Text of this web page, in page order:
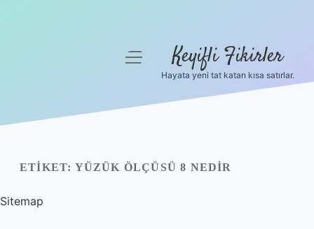
Yasal Uyarı
Hakkımızda
menüyü
Keyifli Fikirler
Hayata yeni tat katan kısa satırlar.
ETIKET: YÜZÜK ÖLÇÜSÜ 8 NEDIR
Sitemap